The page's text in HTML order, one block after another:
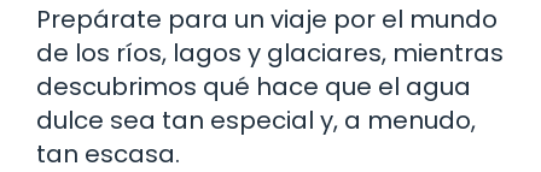
Prepárate para un viaje por el mundo
de los ríos, lagos y glaciares, mientras
descubrimos qué hace que el agua
dulce sea tan especial y, a menudo,
tan escasa.